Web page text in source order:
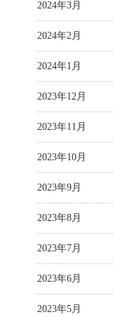
2024年3月
2024年2月
2024年1月
2023年12月
2023年11月
2023年10月
2023年9月
2023年8月
2023年7月
2023年6月
2023年5月